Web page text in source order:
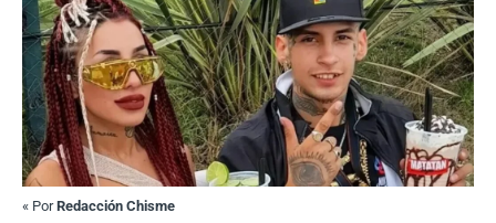
« PorRedacción Chisme